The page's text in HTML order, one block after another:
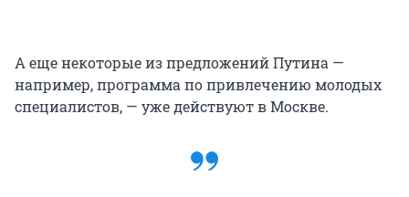
А еще некоторые из предложений Путина —
например, программа по привлечению молодых
специалистов, — уже действуют в Москве.